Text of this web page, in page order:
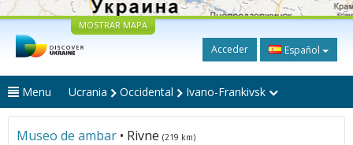
MOSTRAR MAPA
Acceder Español
Menu Ucrania Occidental Ivano-Frankivsk
Museo de ambar • Rivne (219 km)